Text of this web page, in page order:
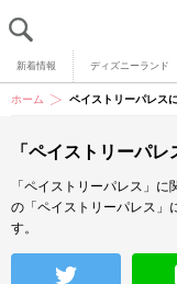
新着情報 ディズニーランド
ホーム ペイストリーパレス
「ペイストリーパ
「ペイストリーパレス」に
の「ペイストリーパレス」
す。